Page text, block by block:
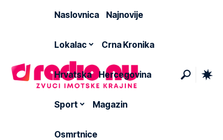
Naslovnica Najnovije
Lokalac Crna Kronika
Hrvatska Hercegovina
Sport Magazin
Osmrtnice